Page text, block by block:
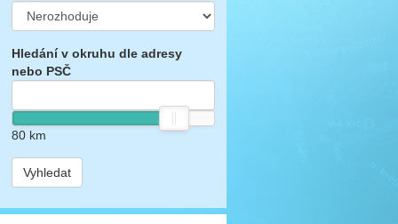
Hledání v okruhu dle adresy
nebo PSČ
80km
Vyhledat